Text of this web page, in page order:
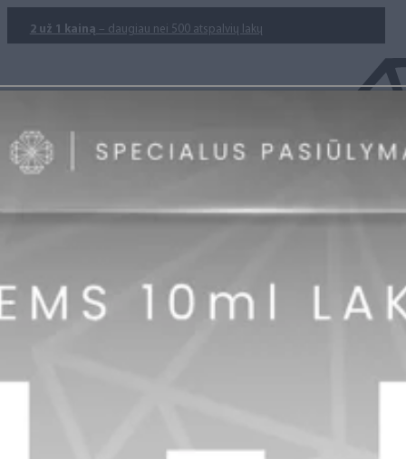
2 už 1 kainą – daugiau nei 500 atspalvių lakų